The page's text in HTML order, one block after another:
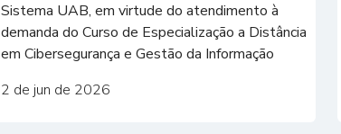
Sistema UAB, em virtude do atendimento à
demanda do Curso de Especialização a Distância
em Cibersegurança e Gestão da Informação
2 de jun de 2026